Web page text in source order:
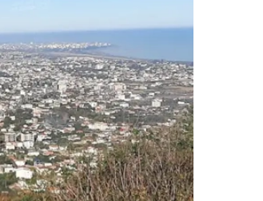
معماری
ملکی
همایش و نمایشگاه